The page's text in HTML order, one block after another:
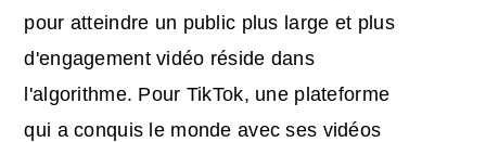
pour atteindre un public plus large et plus
d'engagement vidéo réside dans
l'algorithme. Pour TikTok, une plateforme
qui a conquis le monde avec ses vidéos